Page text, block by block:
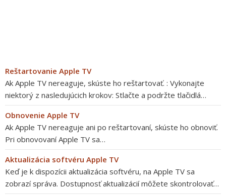
Reštartovanie Apple TV
Ak Apple TV nereaguje, skúste ho reštartovať. : Vykonajte
niektorý z nasledujúcich krokov: Stlačte a podržte tlačidlá…
Obnovenie Apple TV
Ak Apple TV nereaguje ani po reštartovaní, skúste ho obnoviť.
Pri obnovovaní Apple TV sa…
Aktualizácia softvéru Apple TV
Keď je k dispozícii aktualizácia softvéru, na Apple TV sa
zobrazí správa. Dostupnosť aktualizácií môžete skontrolovať…